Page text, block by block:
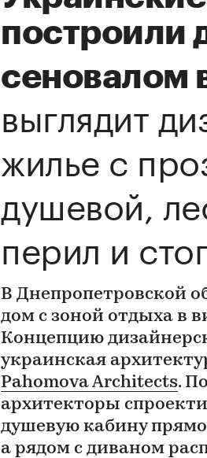
построили
сеновалом
выглядит
жилье с
душевой,
перил и
В Днепропетровской
дом с зоной отдыха в
Концепцию
украинская
Pahomova Architects.
архитекторы
душевую кабину
а рядом с диваном